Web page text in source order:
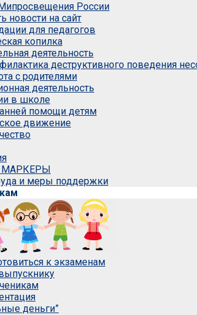
России
новости на сайт
для педагогов
копилка
деятельность
деструктивного поведения
с родителями
деятельность
в школе
помощи детям
движение
МАРКЕРЫ
и меры поддержки
к экзаменам
деньги”